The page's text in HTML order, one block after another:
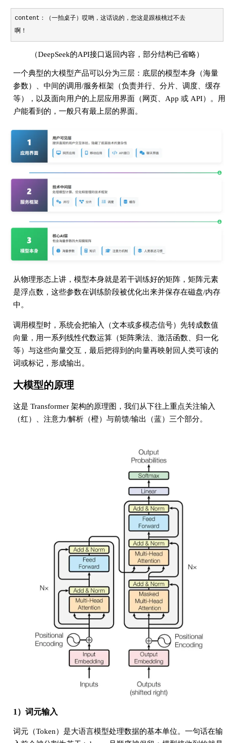
content：（一拍桌子）哎哟，这话说的，您这是跟核桃过不去
啊！
（DeepSeek的API接口返回内容，部分结构已省略）
一个典型的大模型产品可以分为三层：底层的模型本身（海量
参数）、中间的调用/服务框架（负责并行、分片、调度、缓存
等），以及面向用户的上层应用界面（网页、App 或 API）。用
户能看到的，一般只有最上层的界面。
从物理形态上讲，模型本身就是若干训练好的矩阵，矩阵元素
是浮点数，这些参数在训练阶段被优化出来并保存在磁盘/内存
中。
调用模型时，系统会把输入（文本或多模态信号）先转成数值
向量，用一系列线性代数运算（矩阵乘法、激活函数、归一化
等）与这些向量交互，最后把得到的向量再映射回人类可读的
词或标记，形成输出。
大模型的原理
这是 Transformer 架构的原理图，我们从下往上重点关注输入
（红）、注意力/解析（橙）与前馈/输出（蓝）三个部分。
1）词元输入
词元（Token）是大语言模型处理数据的基本单位。一句话在输